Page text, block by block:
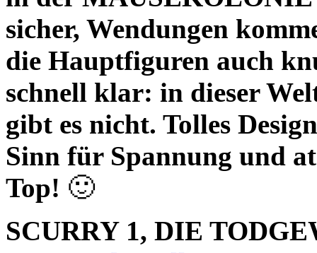
sicher, Wendungen
die Hauptfiguren auch
schnell klar: in dieser
gibt es nicht. Tolles
Sinn für Spannung und
Top! 🙂
SCURRY 1, DIE